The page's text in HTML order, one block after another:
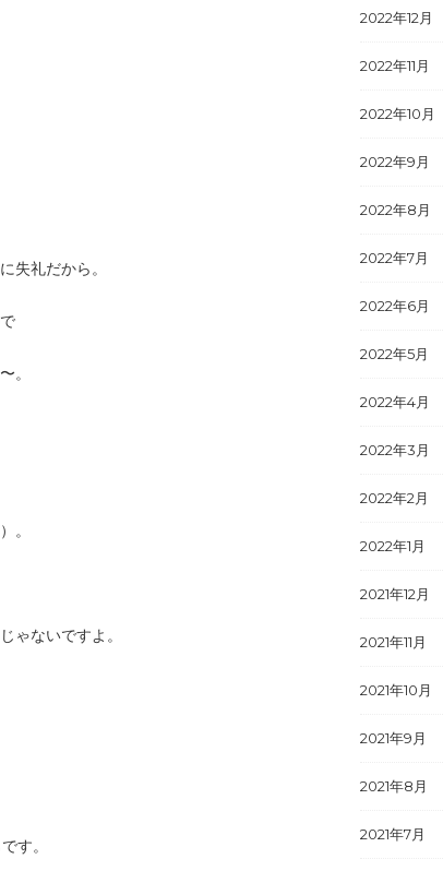
失礼だから。
。
。
ゃないですよ。
す。
2022年12月
2022年11月
2022年10月
2022年9月
2022年8月
2022年7月
2022年6月
2022年5月
2022年4月
2022年3月
2022年2月
2022年1月
2021年12月
2021年11月
2021年10月
2021年9月
2021年8月
2021年7月